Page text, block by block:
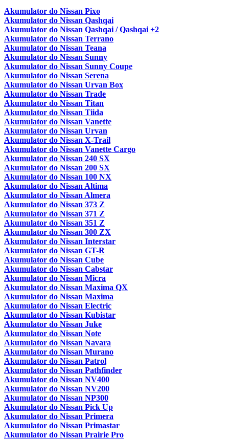
Akumulator do Nissan Pixo
Akumulator do Nissan Qashqai
Akumulator do Nissan Qashqai / Qashqai +2
Akumulator do Nissan Terrano
Akumulator do Nissan Teana
Akumulator do Nissan Sunny
Akumulator do Nissan Sunny Coupe
Akumulator do Nissan Serena
Akumulator do Nissan Urvan Box
Akumulator do Nissan Trade
Akumulator do Nissan Titan
Akumulator do Nissan Tiida
Akumulator do Nissan Vanette
Akumulator do Nissan Urvan
Akumulator do Nissan X-Trail
Akumulator do Nissan Vanette Cargo
Akumulator do Nissan 240 SX
Akumulator do Nissan 200 SX
Akumulator do Nissan 100 NX
Akumulator do Nissan Altima
Akumulator do Nissan Almera
Akumulator do Nissan 373 Z
Akumulator do Nissan 371 Z
Akumulator do Nissan 351 Z
Akumulator do Nissan 300 ZX
Akumulator do Nissan Interstar
Akumulator do Nissan GT-R
Akumulator do Nissan Cube
Akumulator do Nissan Cabstar
Akumulator do Nissan Micra
Akumulator do Nissan Maxima QX
Akumulator do Nissan Maxima
Akumulator do Nissan Electric
Akumulator do Nissan Kubistar
Akumulator do Nissan Juke
Akumulator do Nissan Note
Akumulator do Nissan Navara
Akumulator do Nissan Murano
Akumulator do Nissan Patrol
Akumulator do Nissan Pathfinder
Akumulator do Nissan NV400
Akumulator do Nissan NV200
Akumulator do Nissan NP300
Akumulator do Nissan Pick Up
Akumulator do Nissan Primera
Akumulator do Nissan Primastar
Akumulator do Nissan Prairie Pro